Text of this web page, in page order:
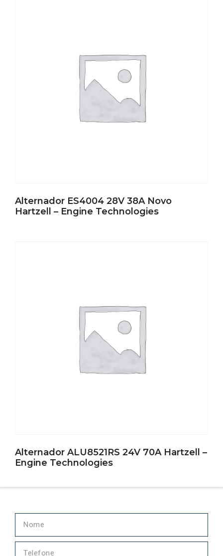
Alternador ES4004 28V 38A Novo
Hartzell – Engine Technologies
Alternador ALU8521RS 24V 70A Hartzell –
Engine Technologies